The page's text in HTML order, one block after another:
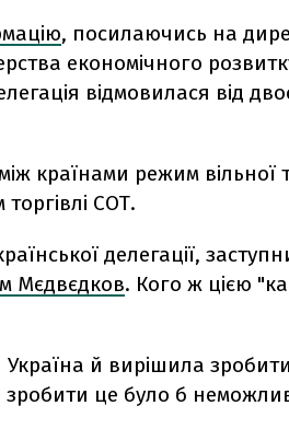
, посилаючись на
економічного
відмовилася від
країнами режим вільної
СОТ.
делегації,
Мєдвєдков. Кого ж цією
й вирішила
зробити це було б